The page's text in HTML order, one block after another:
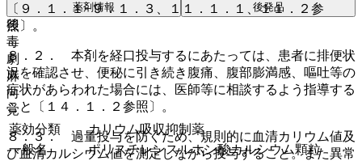
〔９．１．１−９．１．３、１１．１．１、１１．２参
照〕。
８．２． 本剤を経口投与するにあたっては、患者に排便状
況を確認させ、便秘に引き続き腹痛、腹部膨満感、嘔吐等の
症状があらわれた場合には、医師等に相談するよう指導する
こと〔１４．１．２参照〕。
８．３． 過量投与を防ぐため、規則的に血清カリウム値及
び血清カルシウム値を測定しながら投与すること。また異常
薬剤情報 後発品
後
毒
劇
麻
向
覚
薬効分類
カリウム吸収抑制薬
一般名
ポリスチレンスルホン酸カルシウム顆粒